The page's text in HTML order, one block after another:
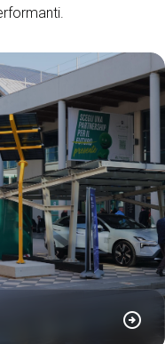
arrow_circle_right